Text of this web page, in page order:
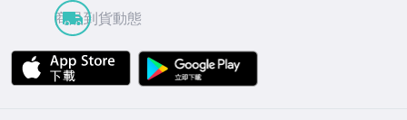
商品到貨動態
APP Store